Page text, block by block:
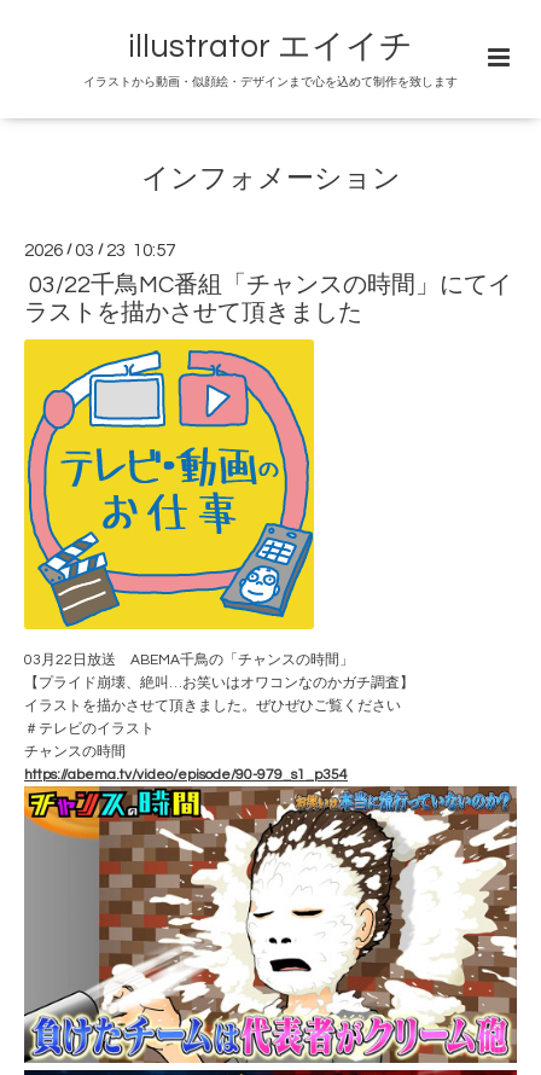
illustrator エイイチ
イラストから動画・似顔絵・デザインまで心を込めて制作を致します
インフォメーション
2026 /03 / 23 10:57
03/22千鳥MC番組「チャンスの時間」にてイ
ラストを描かさせて頂きました
03月22日放送 ABEMA千鳥の「チャンスの時間」
【プライド崩壊、絶叫…お笑いはオワコンなのかガチ調査】
イラストを描かさせて頂きました。ぜひぜひご覧ください
＃テレビのイラスト
チャンスの時間
https://abema.tv/video/episode/90-979_s1_p354